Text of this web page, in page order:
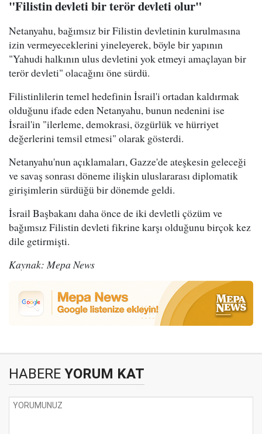
"Filistin devleti bir terör devleti olur"
Netanyahu, bağımsız bir Filistin devletinin kurulmasına
izin vermeyeceklerini yineleyerek, böyle bir yapının
"Yahudi halkının ulus devletini yok etmeyi amaçlayan bir
terör devleti" olacağını öne sürdü.
Filistinlilerin temel hedefinin İsrail'i ortadan kaldırmak
olduğunu ifade eden Netanyahu, bunun nedenini ise
İsrail'in "ilerleme, demokrasi, özgürlük ve hürriyet
değerlerini temsil etmesi" olarak gösterdi.
Netanyahu'nun açıklamaları, Gazze'de ateşkesin geleceği
ve savaş sonrası döneme ilişkin uluslararası diplomatik
girişimlerin sürdüğü bir dönemde geldi.
İsrail Başbakanı daha önce de iki devletli çözüm ve
bağımsız Filistin devleti fikrine karşı olduğunu birçok kez
dile getirmişti.
Kaynak: Mepa News
HABERE YORUM KAT